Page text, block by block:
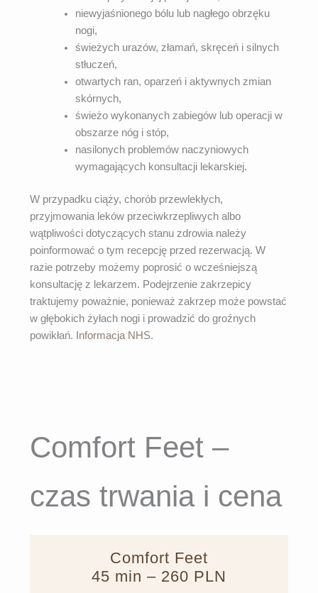
niewyjaśnionego bólu lub nagłego obrzęku
nogi,
świeżych urazów, złamań, skręceń i silnych
stłuczeń,
otwartych ran, oparzeń i aktywnych zmian
skórnych,
świeżo wykonanych zabiegów lub operacji w
obszarze nóg i stóp,
nasilonych problemów naczyniowych
wymagających konsultacji lekarskiej.
W przypadku ciąży, chorób przewlekłych,
przyjmowania leków przeciwkrzepliwych albo
wątpliwości dotyczących stanu zdrowia należy
poinformować o tym recepcję przed rezerwacją. W
razie potrzeby możemy poprosić o wcześniejszą
konsultację z lekarzem. Podejrzenie zakrzepicy
traktujemy poważnie, ponieważ zakrzep może powstać
w głębokich żyłach nogi i prowadzić do groźnych
powikłań.
Informacja NHS.
Comfort Feet –
czas trwania i cena
Comfort Feet
45 min – 260 PLN